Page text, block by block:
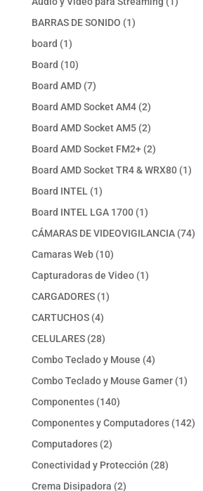
BARRAS DE SONIDO 11
board 11
producto
Board 1010
productos
Board AMD 77
productos
Board AMD Socket AM4 22
productos
Board AMD Socket AM5 22
productos
Board AMD Socket FM2+ 22
productos
Board AMD Socket TR4 & WRX80 11
Board INTEL 11
producto
Board INTEL LGA 1700 11
producto
CÁMARAS DE VIDEOVIGILANCIA 7474
Camaras Web 1010
productos
Capturadoras de Video 11
CARGADORES 11
CARTUCHOS 44
productos
CELULARES 2828
productos
Combo Teclado y Mouse 44
productos
Combo Teclado y Mouse Gamer 11
Componentes 140140
productos
Componentes y Computadores 142142
Computadores 22
productos
Conectividad y Protección 2828
Crema Disipadora 22